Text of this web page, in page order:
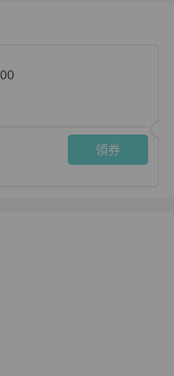
領券
背包 雙肩包